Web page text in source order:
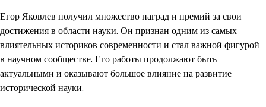
Егор Яковлев получил множество наград и премий за свои
достижения в области науки. Он признан одним из самых
влиятельных историков современности и стал важной фигурой
в научном сообществе. Его работы продолжают быть
актуальными и оказывают большое влияние на развитие
исторической науки.